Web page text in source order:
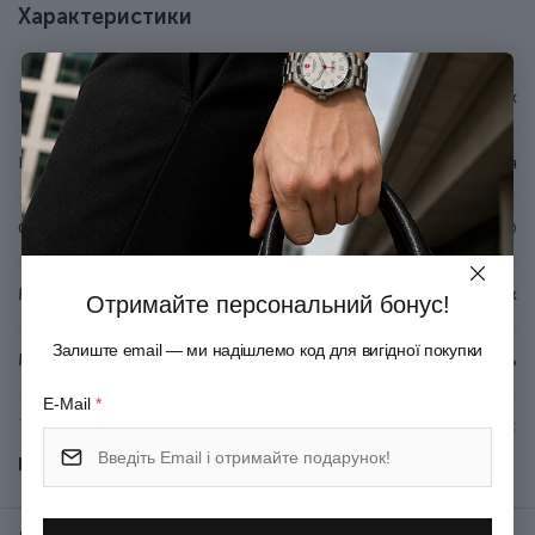
Вага - 21 г.
Розмір - 58 x 18 x 9 мм.
7 функцій.
Інструменти виготовлені з неіржавної сталі.
Фіолетові накладки із напівпрозорого пластику з
логотипом бренду.
Довічна гарантія.
Нова подарункова упаковка від виробника.
Характеристики
Бренд Victorinox
Країна походження Швейцарія
Серія Classic SD
Матеріал руків'я/накладок Целідор/ABS-пластик
Матеріал леза Неіржавна сталь
Тип ножового замка Slip-joint
Ножиці; Мале лезо; Пилочка
для нігтів; Мала пласка
Показати всі
Отримайте персональний бонус!
Залиште email — ми надішлемо код для вигідної покупки
E-Mail *